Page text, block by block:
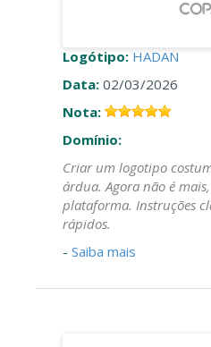
Logótipo: HADAN
Data: 02/03/2026
Nota:
Domínio:
Criar um logotipo
árdua. Agora não é
plataforma. Instruções
rápidos.
- Saiba mais